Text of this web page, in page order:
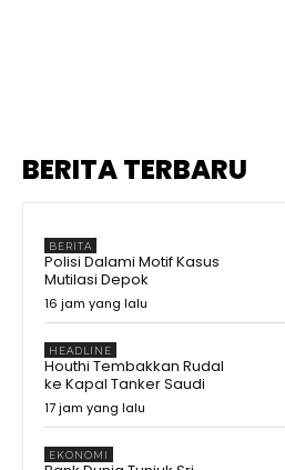
BERITA TERBARU
BERITA
Polisi Dalami Motif Kasus
Mutilasi Depok
16 jam yang lalu
HEADLINE
Houthi Tembakkan Rudal
ke Kapal Tanker Saudi
17 jam yang lalu
EKONOMI